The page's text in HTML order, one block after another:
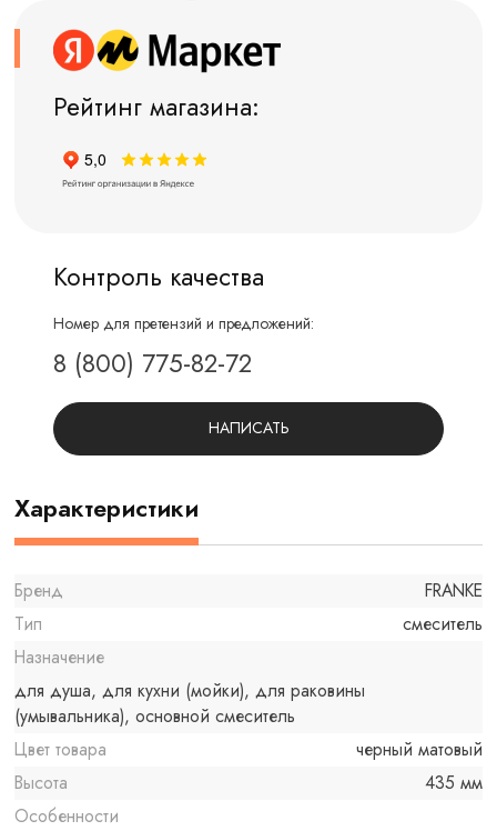
Рейтинг магазина:
Контроль качества
Номер для претензий и предложений:
8 (800) 775-82-72
НАПИСАТЬ
Характеристики
Бренд
FRANKE
Тип
смеситель
Назначение
для душа, для кухни (мойки), для раковины
(умывальника), основной смеситель
Цвет товара
черный матовый
Высота
435 мм
Особенности